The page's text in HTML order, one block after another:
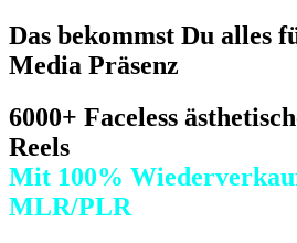
Das bekommst Du alles
Media Präsenz
6000+ Faceless
Reels
Mit 100%
MLR/PLR